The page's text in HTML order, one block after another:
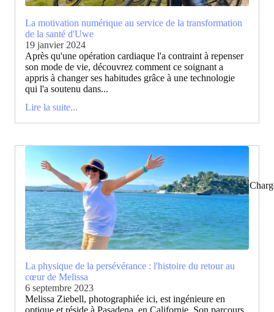
La motivation numérique au service de la transformation
de la santé d'Uwe
19 janvier 2024
Après qu'une opération cardiaque l'a contraint à repenser
son mode de vie, découvrez comment ce soignant a
appris à changer ses habitudes grâce à une technologie
qui l'a soutenu dans...
Lire la suite...
La physique de la persévérance : l'histoire du retour au
cœur de Melissa
6 septembre 2023
Melissa Ziebell, photographiée ici, est ingénieure en